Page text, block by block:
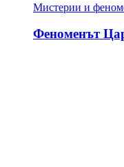
Мистерии и
Феноменът